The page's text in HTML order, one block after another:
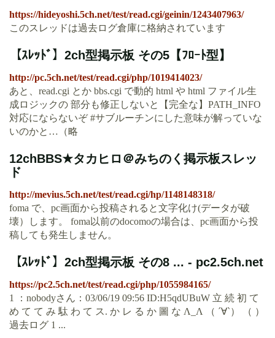
https://hideyoshi.5ch.net/test/read.cgi/geinin/1243407963/
このスレッドは過去ログ倉庫に格納されています
【ｽﾚｯﾄﾞ】2ch型掲示板 その5【ﾌﾛｰﾄ型】
http://pc.5ch.net/test/read.cgi/php/1019414023/
あと、read.cgi とか bbs.cgi で動的 html や html ファイル生
成ロジックの 部分も修正しないと【完全な】PATH_INFO
対応にならないぞ #サブルーチンにした意味が解っていな
いのかと…（略
12chBBS★タカヒロ＠みちのく掲示板スレッ
ド
http://mevius.5ch.net/test/read.cgi/hp/1148148318/
foma で、pc画面から投稿されると文字化け(データが破
壊）します。 foma以前のdocomoの場合は、pc画面から投
稿しても発生しません。
【ｽﾚｯﾄﾞ】2ch型掲示板 その8 ... - pc2.5ch.net
https://pc2.5ch.net/test/read.cgi/php/1055984165/
1 ：nobodyさん：03/06/19 09:56 ID:H5qdUBuW 立 続 初 て
め て て み 駄 わ て ス. か レ る か 圖 な Λ_Λ （ ´∀`） （ ）
過去ログ 1 ...